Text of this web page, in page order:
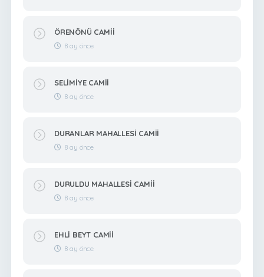
ÖRENÖNÜ CAMİİ
8 ay önce
SELİMİYE CAMİİ
8 ay önce
DURANLAR MAHALLESİ CAMİİ
8 ay önce
DURULDU MAHALLESİ CAMİİ
8 ay önce
EHLİ BEYT CAMİİ
8 ay önce